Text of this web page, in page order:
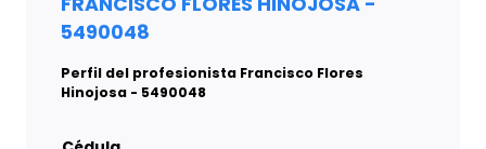
5490048
Perfil del profesionista Francisco Flores
Hinojosa - 5490048